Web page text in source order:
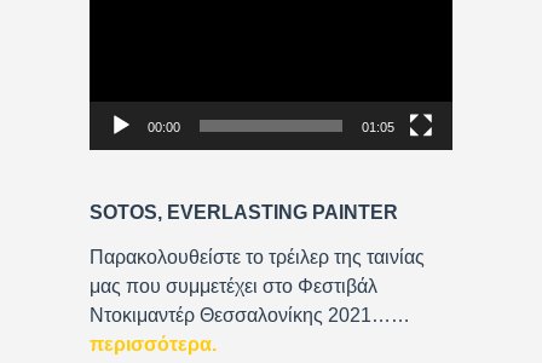
P
e
r
00:00 01:05
SOTOS, EVERLASTING PAINTER
Παρακολουθείστε το τρέιλερ της ταινίας
μας που συμμετέχει στο Φεστιβάλ
Ντοκιμαντέρ Θεσσαλονίκης 2021……
περισσότερα.